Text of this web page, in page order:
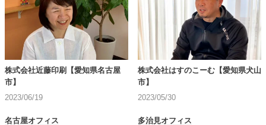
株式会社近藤印刷【愛知県名古屋
市】
2023/06/19
名古屋オフィス
株式会社はすのこーむ【愛知県犬山
市】
2023/05/30
多治見オフィス